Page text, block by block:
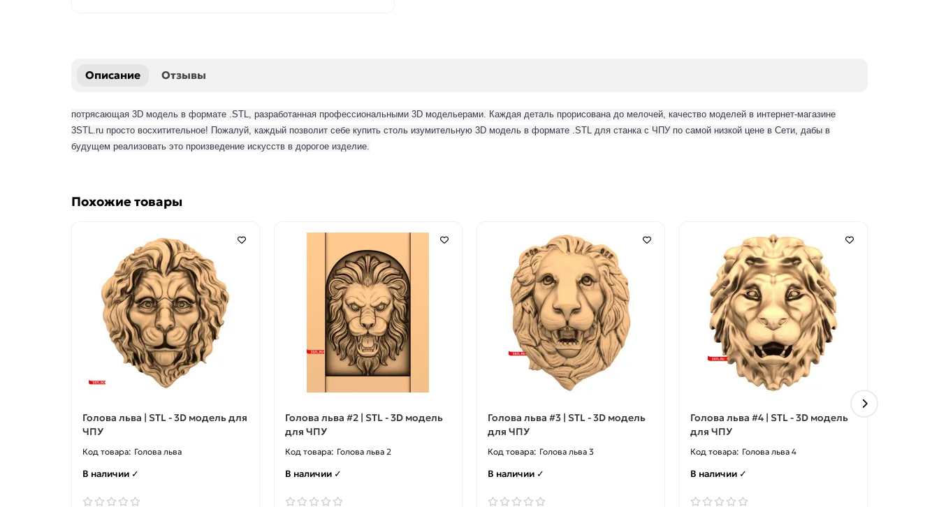
Описание Отзывы
потрясающая 3D модель в формате .STL, разработанная профессиональными 3D модельерами. Каждая деталь прорисована до мелочей, качество моделей в интернет-магазине
3STL.ru просто восхитительное! Пожалуй, каждый позволит себе купить столь изумительную 3D модель в формате .STL для станка с ЧПУ по самой низкой цене в Сети, дабы в
будущем реализовать это произведение искусств в дорогое изделие.
Похожие товары
Голова льва | STL - 3D модель для
ЧПУ
Голова льва
В наличии ✓
Голова льва #2 | STL - 3D модель
для ЧПУ
Голова льва 2
В наличии ✓
Голова льва #3 | STL - 3D модель
для ЧПУ
Голова льва 3
В наличии ✓
Голова льва #4 | STL - 3D модель
для ЧПУ
Голова льва 4
В наличии ✓